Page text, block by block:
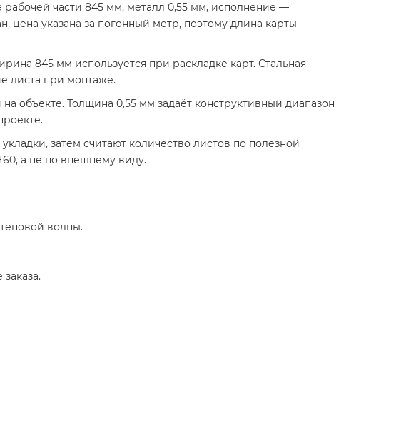
части 845 мм, металл 0,55 мм, исполнение —
указана за погонный метр, поэтому длина карты
845 мм используется при раскладке карт. Стальная
листа при монтаже.
объекте. Толщина 0,55 мм задаёт конструктивный диапазон
затем считают количество листов по полезной
а не по внешнему виду.
волны.